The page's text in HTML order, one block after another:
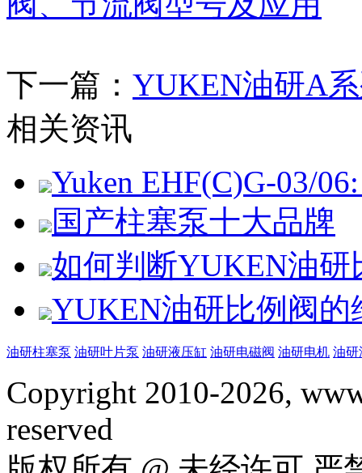
下一篇： YUKEN油研A
相关资讯
Yuken EHF(C)G-03/
国产柱塞泵十大品牌
如何判断YUKEN油
YUKEN油研比例阀的
油研柱塞泵 油研叶片泵 油研液压缸 油研电磁阀 油研电机 油研
Copyright 2010-2026,
reserved